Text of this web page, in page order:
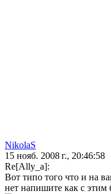
NikolaS
15 нояб. 2008 г., 20:46:58
Re[Ally_a]:
Вот типо того что и на
нет напишите как с этим